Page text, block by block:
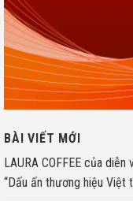
BÀI VIẾT MỚI
LAURA COFFEE của
“Dấu ấn thương hiệu Việt